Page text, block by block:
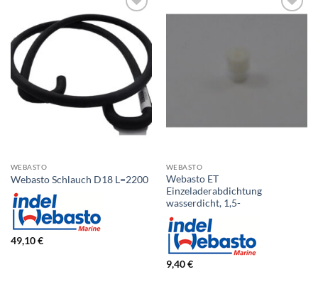
WEBASTO
Webasto Schlauch D18 L=2200
49,10€
WEBASTO
Webasto ET
Einzeladerabdichtung
wasserdicht, 1,5-
9,40€